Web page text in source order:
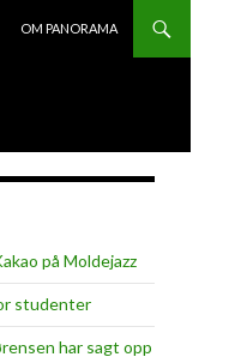
OM PANORAMA
på Moldejazz
studenter
har sagt opp